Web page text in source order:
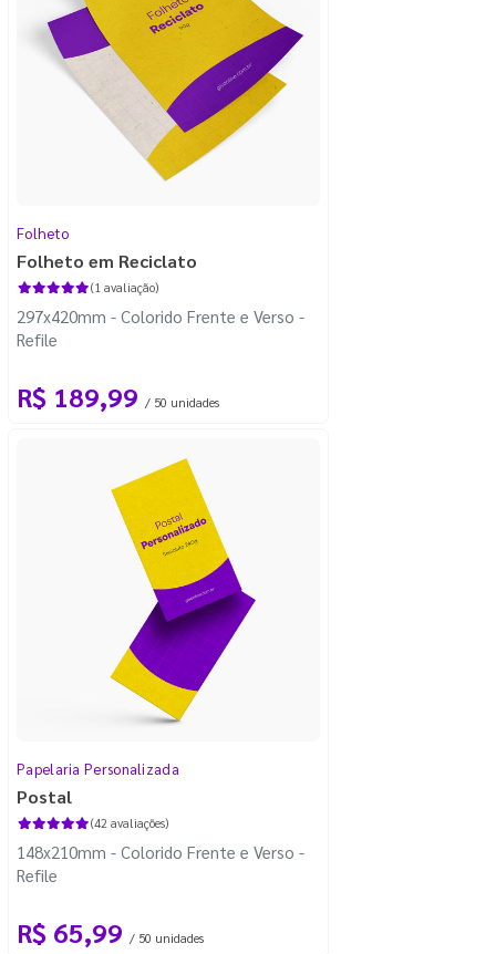
Folheto
Folheto em Reciclato
(1 avaliação)
297x420mm - Colorido Frente e Verso -
Refile
R$ 189,99 / 50 unidades
Papelaria Personalizada
Postal
(42 avaliações)
148x210mm - Colorido Frente e Verso -
Refile
R$ 65,99 / 50 unidades